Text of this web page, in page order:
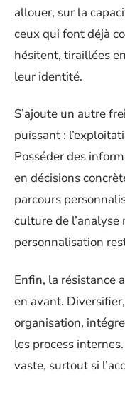
allouer, sur la
ceux qui font déjà
hésitent, tiraillées
leur identité.
S’ajoute un autre
puissant :
Posséder des
en décisions
parcours
culture de
personnalisation
Enfin, la résistance
en avant.
organisation,
les process
vaste, surtout si